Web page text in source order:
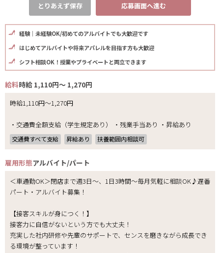
とりあえず保存 応募画面へ進む
経験｜未経験OK/初めてのアルバイトでも大歓迎です
はじめてアルバイトや将来アパレルを目指す方も大歓迎
シフト相談OK！授業やプライベートと両立できます
給料時給 1,110円～ 1,270円
時給1,110円～1,270円
・交通費全額支給（学生規定あり） ・残業手当あり ・昇給あり
交通費すべて支給 昇給あり 扶養範囲内相談可
雇用形態アルバイト/パート
＜車通勤OK＞閉店まで週3日～、1日3時間～毎月気軽に相談OK♪遅番
パート・アルバイト募集！
【接客スキルが身につく！】
接客力に自信がないという方でも大丈夫！
充実した社内研修や先輩のサポートで、センスを磨きながら成長でき
る環境が整っています！